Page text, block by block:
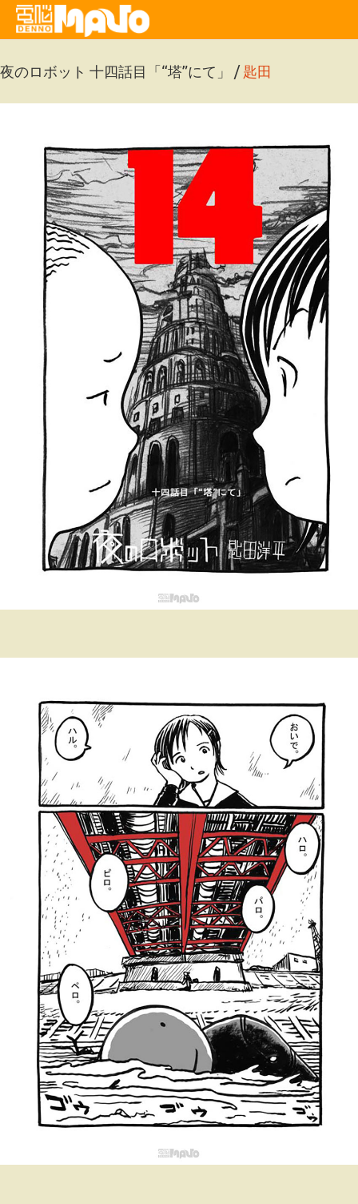
夜のロボット 十四話目「“塔”にて」 / 匙田